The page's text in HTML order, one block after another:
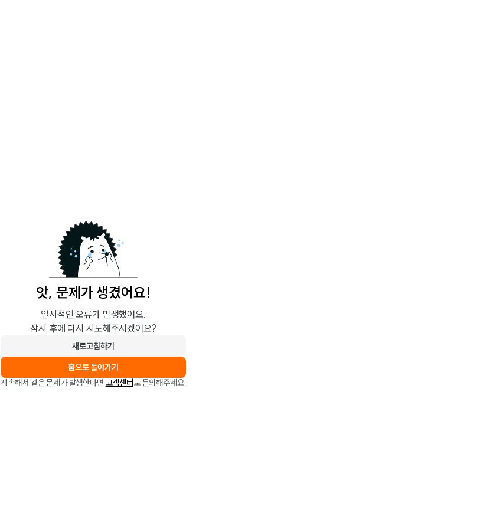
앗, 문제가 생겼어요!
일시적인 오류가 발생했어요.
잠시 후에 다시 시도해주시겠어요?
새로고침하기
홈으로 돌아가기
계속해서 같은 문제가 발생한다면 고객센터로 문의해주세요.